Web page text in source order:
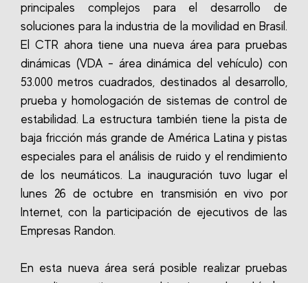
principales complejos para el desarrollo de
soluciones para la industria de la movilidad en Brasil.
El CTR ahora tiene una nueva área para pruebas
dinámicas (VDA - área dinámica del vehículo) con
53.000 metros cuadrados, destinados al desarrollo,
prueba y homologación de sistemas de control de
estabilidad. La estructura también tiene la pista de
baja fricción más grande de América Latina y pistas
especiales para el análisis de ruido y el rendimiento
de los neumáticos. La inauguración tuvo lugar el
lunes 26 de octubre en transmisión en vivo por
Internet, con la participación de ejecutivos de las
Empresas Randon.
En esta nueva área será posible realizar pruebas